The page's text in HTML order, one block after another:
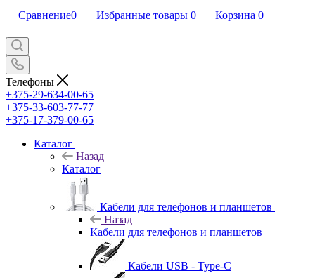
Сравнение0 Избранные товары 0 Корзина 0
Телефоны
+375-29-634-00-65
+375-33-603-77-77
+375-17-379-00-65
Каталог
Назад
Каталог
Кабели для телефонов и планшетов
Назад
Кабели для телефонов и планшетов
Кабели USB - Type-C